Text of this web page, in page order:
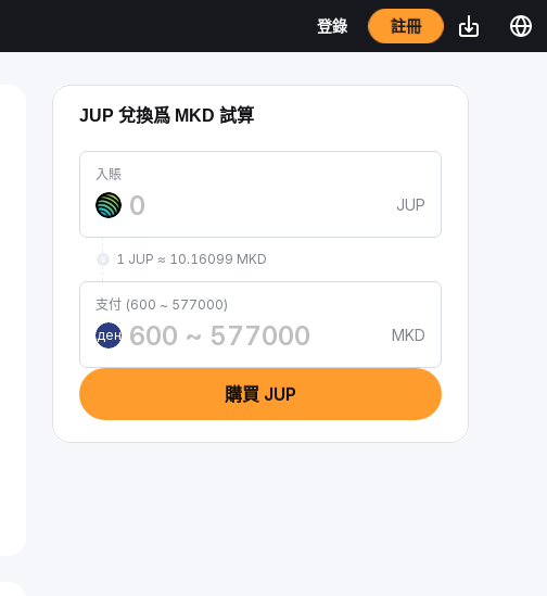
登錄 註冊
JUP 兌換爲 MKD 試算
入賬
JUP
1 JUP ≈ 10.16099 MKD
支付 (600 ~ 577000)
ден
MKD
購買 JUP